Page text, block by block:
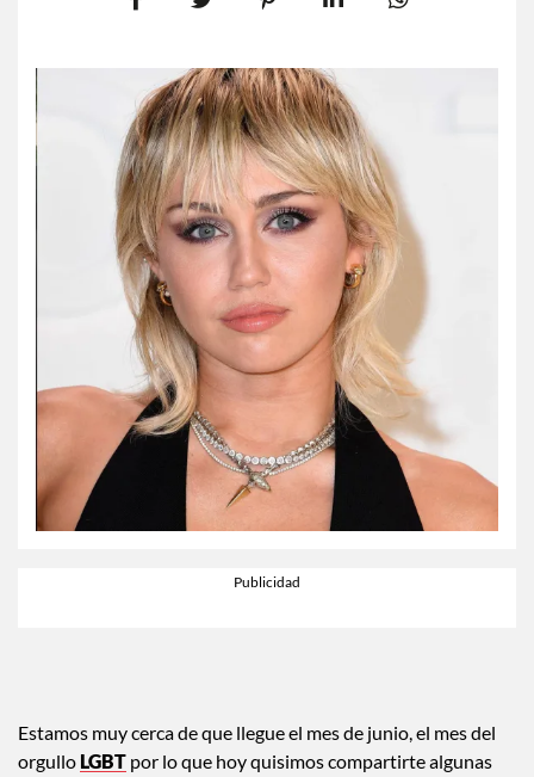
Estamos muy cerca de que llegue el mes de junio, el mes del
orgullo LGBT por lo que hoy quisimos compartirte algunas